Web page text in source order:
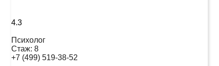
4.3
Психолог
Стаж: 8
+7 (499) 519-38-52